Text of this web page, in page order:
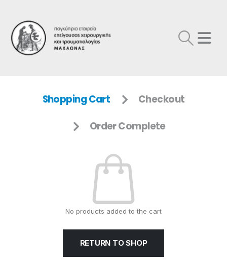
Shopping Cart Checkout
Order Complete
No products added to the cart
RETURN TO SHOP